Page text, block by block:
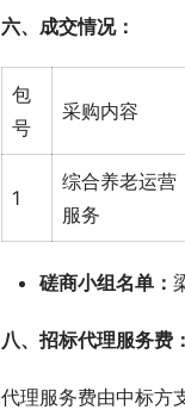
六、成交情况：
包
号
采购内容
1
综合养老运营
服务
磋商小组名单：
八、招标代理服务费：
代理服务费由中标方